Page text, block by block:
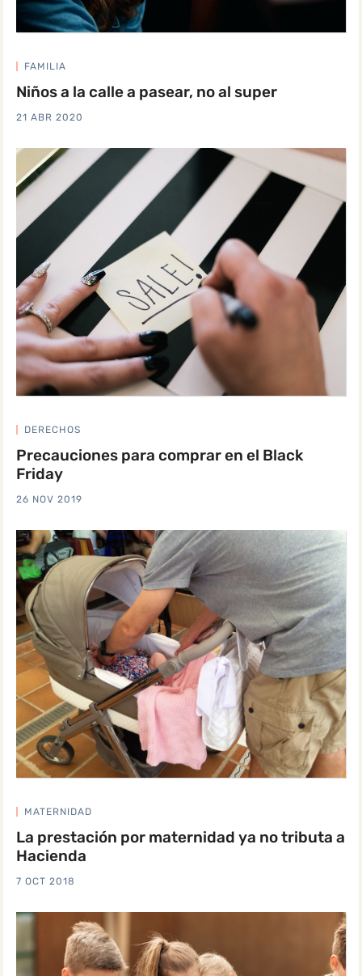
FAMILIA
Niños a la calle a pasear, no al super
21 ABR 2020
DERECHOS
Precauciones para comprar en el Black
Friday
26 NOV 2019
MATERNIDAD
La prestación por maternidad ya no tributa a
Hacienda
7 OCT 2018